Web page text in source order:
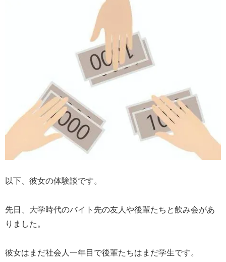
以下、彼女の体験談です。
先日、大学時代のバイト先の友人や後輩たちと飲み会があ
りました。
彼女はまだ社会人一年目で後輩たちはまだ学生です。